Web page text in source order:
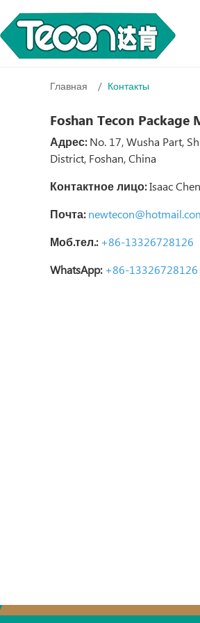
Главная Контакты
Foshan Tecon Package
Адрес:No. 17, Wusha Part,
District, Foshan, China
Контактное лицо:Isaac
Почта:
Моб.тел.:+86-13326728126
WhatsApp: +86-13326728126